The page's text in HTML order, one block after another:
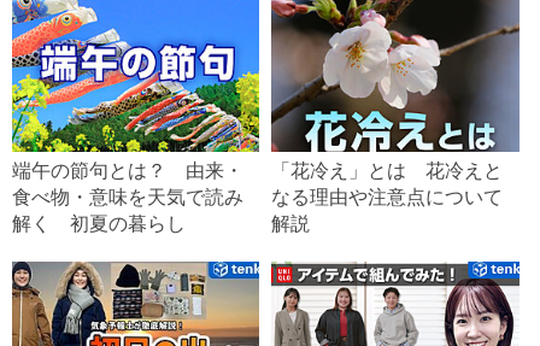
端午の節句とは？ 由来・
食べ物・意味を天気で読み
解く 初夏の暮らし
「花冷え」とは 花冷えと
なる理由や注意点について
解説